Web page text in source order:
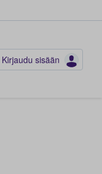
Kirjaudu sisään